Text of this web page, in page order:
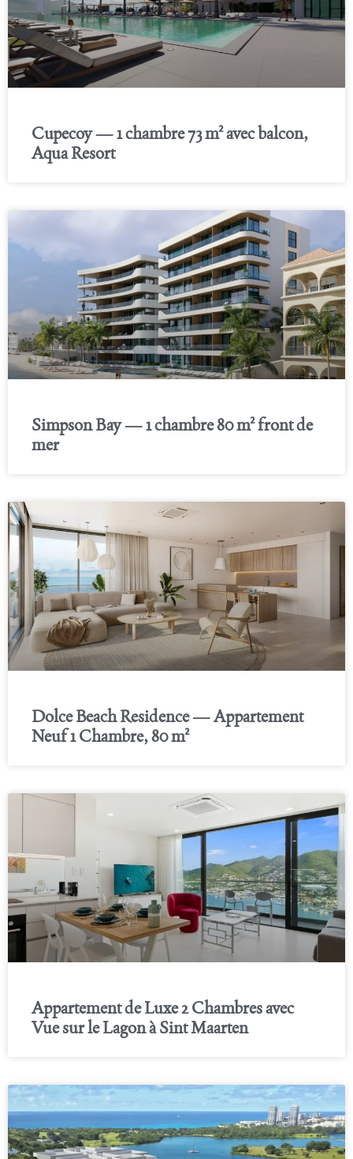
Cupecoy — 1 chambre 73 m² avec balcon,
Aqua Resort
Simpson Bay — 1 chambre 80 m² front de
mer
Dolce Beach Residence — Appartement
Neuf 1 Chambre, 80 m²
Appartement de Luxe 2 Chambres avec
Vue sur le Lagon à Sint Maarten